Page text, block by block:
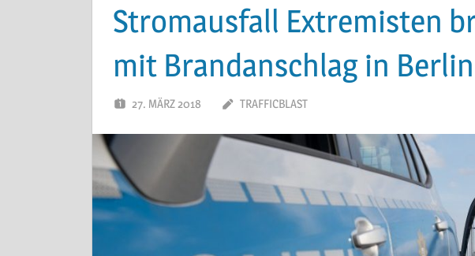
Stromausfall Extremisten
mit Brandanschlag in Berlin
27. MÄRZ 2018 TRAFFICBLAST